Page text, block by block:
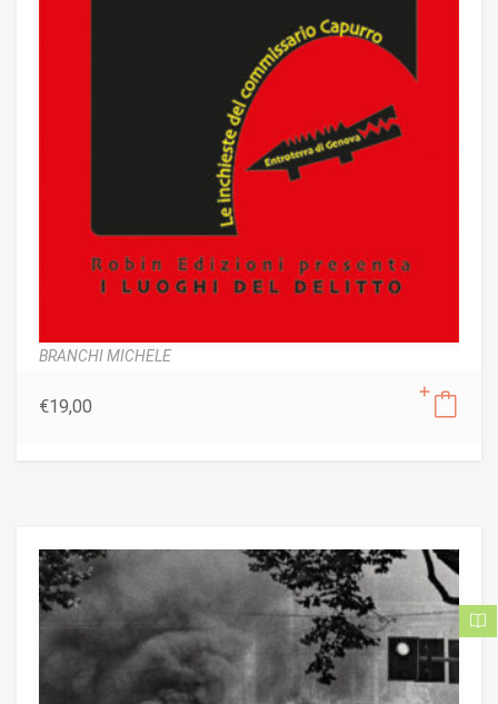
BRANCHI MICHELE
€19,00